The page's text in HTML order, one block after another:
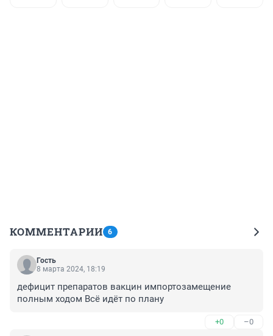
КОММЕНТАРИИ 6
Гость
8 марта 2024, 18:19
дефицит препаратов вакцин импортозамещение
полным ходом Всё идёт по плану
+0 –0